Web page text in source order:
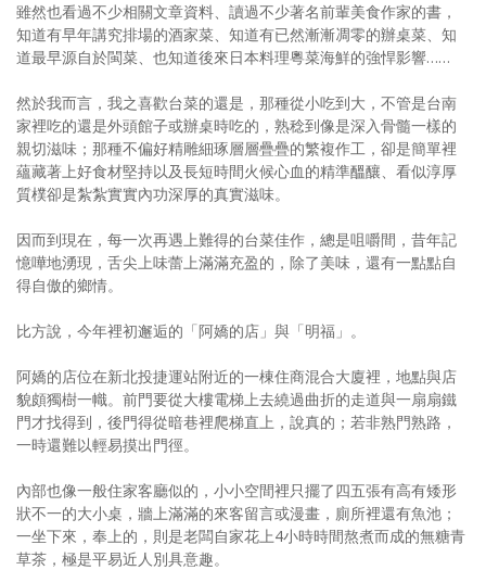
活動實況記錄
媒體報導一覽
合作與代言
訂閱電子報
雖然也看過不少相關文章資料、讀過不少著名前輩美食作家的書，
知道有早年講究排場的酒家菜、知道有已然漸漸凋零的辦桌菜、知
道最早源自於閩菜、也知道後來日本料理粵菜海鮮的強悍影響……
然於我而言，我之喜歡台菜的還是，那種從小吃到大，不管是台南
家裡吃的還是外頭館子或辦桌時吃的，熟稔到像是深入骨髓一樣的
親切滋味；那種不偏好精雕細琢層層疊疊的繁複作工，卻是簡單裡
蘊藏著上好食材堅持以及長短時間火候心血的精準醞釀、看似淳厚
質樸卻是紮紮實實內功深厚的真實滋味。
因而到現在，每一次再遇上難得的台菜佳作，總是咀嚼間，昔年記
憶嘩地湧現，舌尖上味蕾上滿滿充盈的，除了美味，還有一點點自
得自傲的鄉情。
比方說，今年裡初邂逅的「阿嬌的店」與「明福」。
阿嬌的店位在新北投捷運站附近的一棟住商混合大廈裡，地點與店
貌頗獨樹一幟。前門要從大樓電梯上去繞過曲折的走道與一扇扇鐵
門才找得到，後門得從暗巷裡爬梯直上，說真的；若非熟門熟路，
一時還難以輕易摸出門徑。
內部也像一般住家客廳似的，小小空間裡只擺了四五張有高有矮形
狀不一的大小桌，牆上滿滿的來客留言或漫畫，廁所裡還有魚池；
一坐下來，奉上的，則是老闆自家花上4小時時間熬煮而成的無糖青
草茶，極是平易近人別具意趣。